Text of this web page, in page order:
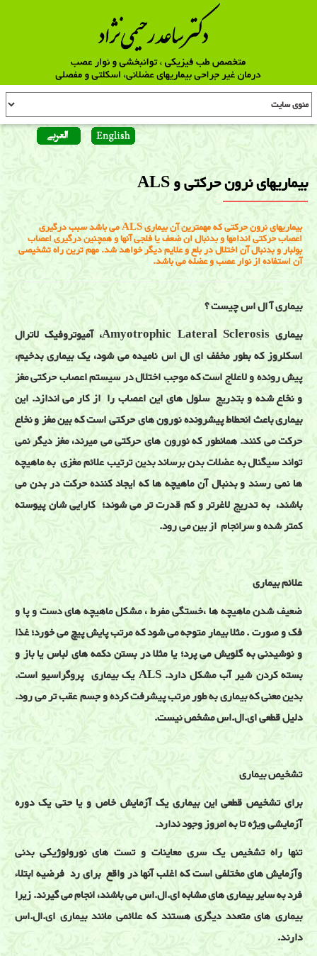
بیماریهای نرون حرکتی و ALS
بیماریهای نرون حرکتی که مهمترین آن بیماری ALS می باشد سبب درگیری
اعصاب حرکتی اندامها و بدنبال ان ضعف یا فلجی آنها و همچنین درگیری اعصاب
بولبار و بدنبال آن اختلال در بلع و علایم دیگر خواهد شد. مهم ترین راه تشخیصی
آن استفاده از نوار عصب و عضله می باشد.
بیماری آ ال اس چیست ؟
بیماری Amyotrophic Lateral Sclerosis، آمیوتروفیک لاترال
اسکلروز که بطور مخفف ای ال اس نامیده می شود، یک بیماری بدخیم،
پیش رونده و لاعلاج است که موجب اختلال در سیستم اعصاب حرکتی مغز
و نخاع شده و بتدریج سلول های این اعصاب را از کار می اندازد. این
بیماری باعث انحطاط پیشرونده نورون های حرکتی است که بین مغز و نخاع
حرکت می کنند. همانطور که نورون های حرکتی می میرند، مغز دیگر نمی
تواند سیگنال به عضلات بدن برساند بدین ترتیب علائم مغزی به ماهیچه
ها نمی رسند و بدنبال آن ماهیچه ها که ایجاد کننده حرکت در بدن می
باشند، به تدریج لاغرتر و کم قدرت تر می شوند؛ کارایی شان پیوسته
کمتر شده و سرانجام از بین می رود.
علائم بیماری
ضعیف شدن ماهیچه ها ،خستگی مفرط ، مشکل ماهیچه های دست و پا و
فک و صورت . مثلا بیمار متوجه می شود که مرتب پایش پیچ می خورد؛ غذا
و نوشیدنی به گلویش می پرد؛ یا مثلا در بستن دکمه های لباس یا باز و
بسته کردن شیر آب مشکل دارد. ALS یک بیماری پروگراسیو است.
بدین معنی که بیماری به طور مرتب پیشرفت کرده و جسم عقب تر می رود.
دلیل قطعی ای.ال.اس مشخص نیست.
تشخیص بیماری
برای تشخیص قطعی این بیماری یک آزمایش خاص و یا حتی یک دوره
آزمایشی ویژه تا به امروز وجود ندارد.
تنها راه تشخیص یک سری معاینات و تست های نورولوژیکی بدنی
وآزمایش های مختلفی است که اغلب آنها در واقع برای رد فرضیه ابتلاء
فرد به سایر بیماری های مشابه ای.ال.اس می باشند، انجام می گیرند. زیرا
بیماری های متعدد دیگری هستند که علائمی مانند بیماری ای.ال.اس
دارند.